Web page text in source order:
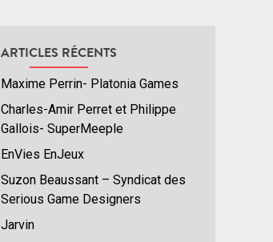
ARTICLES RÉCENTS
Maxime Perrin- Platonia Games
Charles-Amir Perret et Philippe
Gallois- SuperMeeple
EnVies EnJeux
Suzon Beaussant – Syndicat des
Serious Game Designers
Jarvin